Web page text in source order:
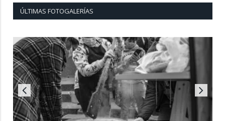
ÚLTIMAS FOTOGALERÍAS